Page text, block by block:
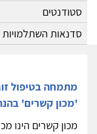
מתמחה בטיפול
'מכון קשרים'
מכון קשרים הינו